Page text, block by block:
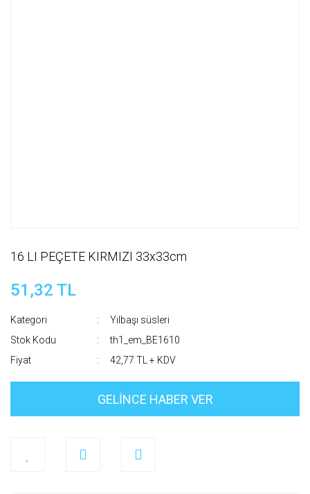
16 LI PEÇETE KIRMIZI 33x33cm
51,32 TL
Kategori
Yılbaşı süsleri
Stok Kodu
th1_em_BE1610
Fiyat
42,77 TL + KDV
GELİNCE HABER VER